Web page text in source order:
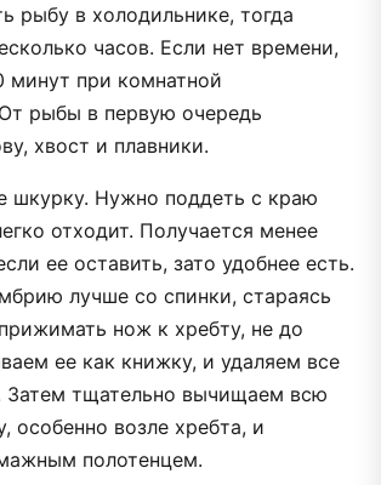
рыбу в холодильнике, тогда
часов. Если нет времени,
минут при комнатной
рыбы в первую очередь
хвост и плавники.
шкурку. Нужно поддеть с краю
отходит. Получается менее
ее оставить, зато удобнее есть.
лучше со спинки, стараясь
нож к хребту, не до
ее как книжку, и удаляем все
Затем тщательно вычищаем всю
особенно возле хребта, и
полотенцем.